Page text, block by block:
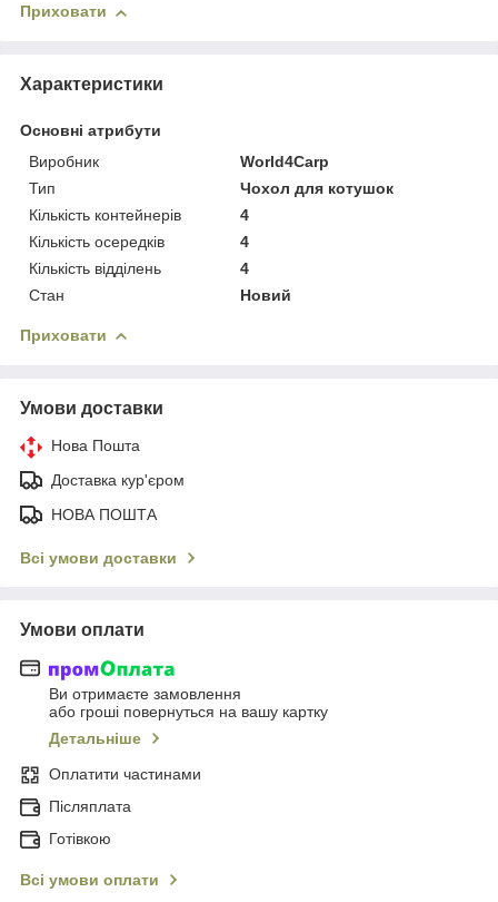
Приховати
Характеристики
Основні атрибути
Виробник
World4Carp
Тип
Чохол для котушок
Кількість контейнерів
4
Кількість осередків
4
Кількість відділень
4
Стан
Новий
Приховати
Умови доставки
Нова Пошта
Доставка кур'єром
НОВА ПОШТА
Всі умови доставки
Умови оплати
Ви отримаєте замовлення
або гроші повернуться на вашу картку
Детальніше
Оплатити частинами
Післяплата
Готівкою
Всі умови оплати